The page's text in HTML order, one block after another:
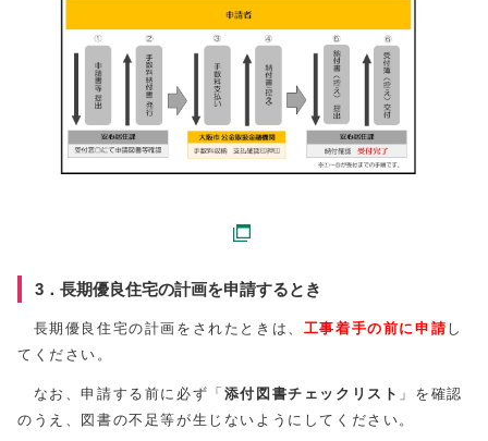
3．長期優良住宅の計画を申請するとき
長期優良住宅の計画をされたときは、 工事着手の前に申請 し
てください。
なお、申請する前に必ず「 添付図書チェックリスト 」を確認
のうえ、図書の不足等が生じないようにしてください。